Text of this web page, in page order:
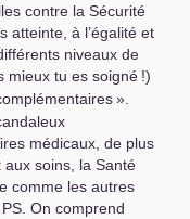
contre la Sécurité
atteinte, à l’égalité et
niveaux de
mieux tu es soigné !)
».
médicaux, de plus
soins, la Santé
comme les autres
PS . On comprend